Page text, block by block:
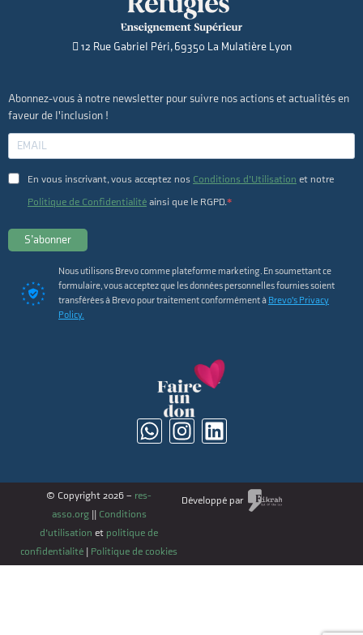
12 Rue Gabriel Péri, 69350 La Mulatière Lyon
Abonnez-vous à notre newsletter pour suivre nos actions et actualités en
faveur de l'inclusion !
En vous inscrivant, vous acceptez nos Conditions d’Utilisation et notre
Politique de Confidentialitéainsi que le RGPD.
S’abonner
Nous utilisons Brevo comme plateforme marketing. En soumettant ce
formulaire, vous acceptez que les données personnelles fournies soient
transférées à Brevo pour traitement conformément à Brevo's Privacy
Policy.
© Copyright 2026 – res-
asso.org|| Conditions
d’utilisation et politique de
confidentialité | Politique de cookies
Développé par